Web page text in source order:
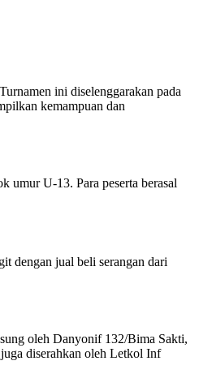
ini diselenggarakan pada
kemampuan dan
umur U-13. Para peserta berasal
dengan jual beli serangan dari
oleh Danyonif 132/Bima Sakti,
diserahkan oleh Letkol Inf